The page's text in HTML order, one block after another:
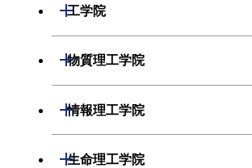
工学院
開閉
機械系
電気電子系
物質理工学院
開閉
材料系
情報理工学院
開閉
数理・計算科学系
生命理工学院
開閉